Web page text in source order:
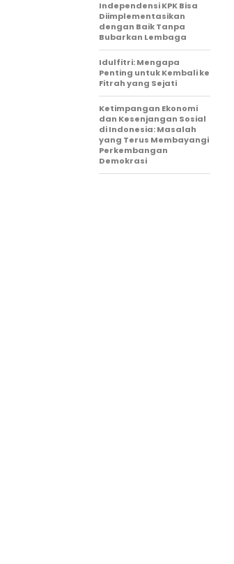
Independensi KPK Bisa
Diimplementasikan
dengan Baik Tanpa
Bubarkan Lembaga
Idulfitri: Mengapa
Penting untuk Kembali ke
Fitrah yang Sejati
Ketimpangan Ekonomi
dan Kesenjangan Sosial
di Indonesia: Masalah
yang Terus Membayangi
Perkembangan
Demokrasi